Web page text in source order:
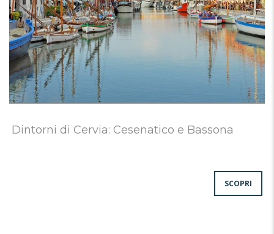
Dintorni di Cervia: Cesenatico e Bassona
SCOPRI